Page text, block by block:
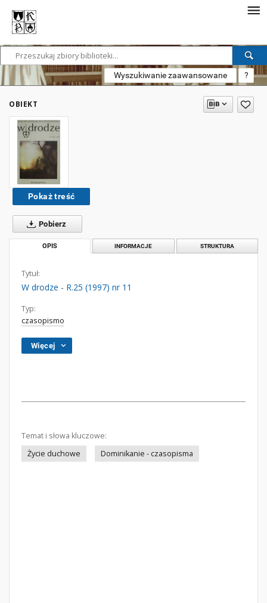
Wyszukiwanie zaawansowane ?
OBIEKT
Pokaż treść
Pobierz
OPIS INFORMACJE STRUKTURA
Tytuł:
W drodze - R.25 (1997) nr 11
Typ:
czasopismo
Więcej
Temat i słowa kluczowe:
Życie duchowe
Dominikanie - czasopisma